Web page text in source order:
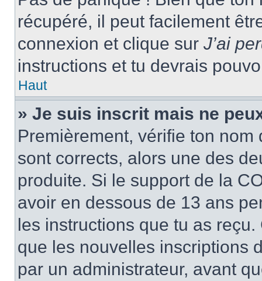
récupéré, il peut facilement
connexion et clique sur J’ai
instructions et tu devrais
Haut
» Je suis inscrit mais ne
Premièrement, vérifie ton nom
sont corrects, alors une des
produite. Si le support de la
avoir en dessous de 13 ans
les instructions que tu as
que les nouvelles inscriptions
par un administrateur, avant